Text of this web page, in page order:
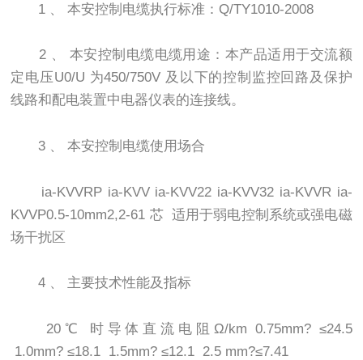
1 、 本安控制电缆执行标准：Q/TY1010-2008
2 、 本安控制电缆电缆用途：本产品适用于交流额
定电压U0/U 为450/750V 及以下的控制监控回路及保护
线路和配电装置中电器仪表的连接线。
3 、 本安控制电缆使用场合
ia-KVVRP ia-KVV ia-KVV22 ia-KVV32 ia-KVVR ia-
KVVP0.5-10mm2,2-61 芯 适用于弱电控制系统或强电磁
场干扰区
4 、 主要技术性能及指标
20℃ 时导体直流电阻Ω/km 0.75mm? ≤24.5
1.0mm? ≤18.1 1.5mm? ≤12.1 2.5 mm?≤7.41